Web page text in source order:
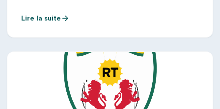
pour le recrutement d’un cabinet chargé du contrôle
infrastructures de réseaux en fibres optiques. […]
Lire la suite